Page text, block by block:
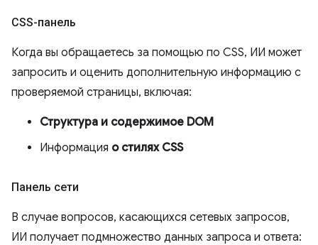
CSS-панель
Когда вы обращаетесь за помощью по CSS, ИИ может
запросить и оценить дополнительную информацию с
проверяемой страницы, включая:
Структура и содержимое DOM
Информация о стилях CSS
Панель сети
В случае вопросов, касающихся сетевых запросов,
ИИ получает подмножество данных запроса и ответа: